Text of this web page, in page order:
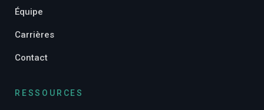
Équipe
Carrières
Contact
RESSOURCES